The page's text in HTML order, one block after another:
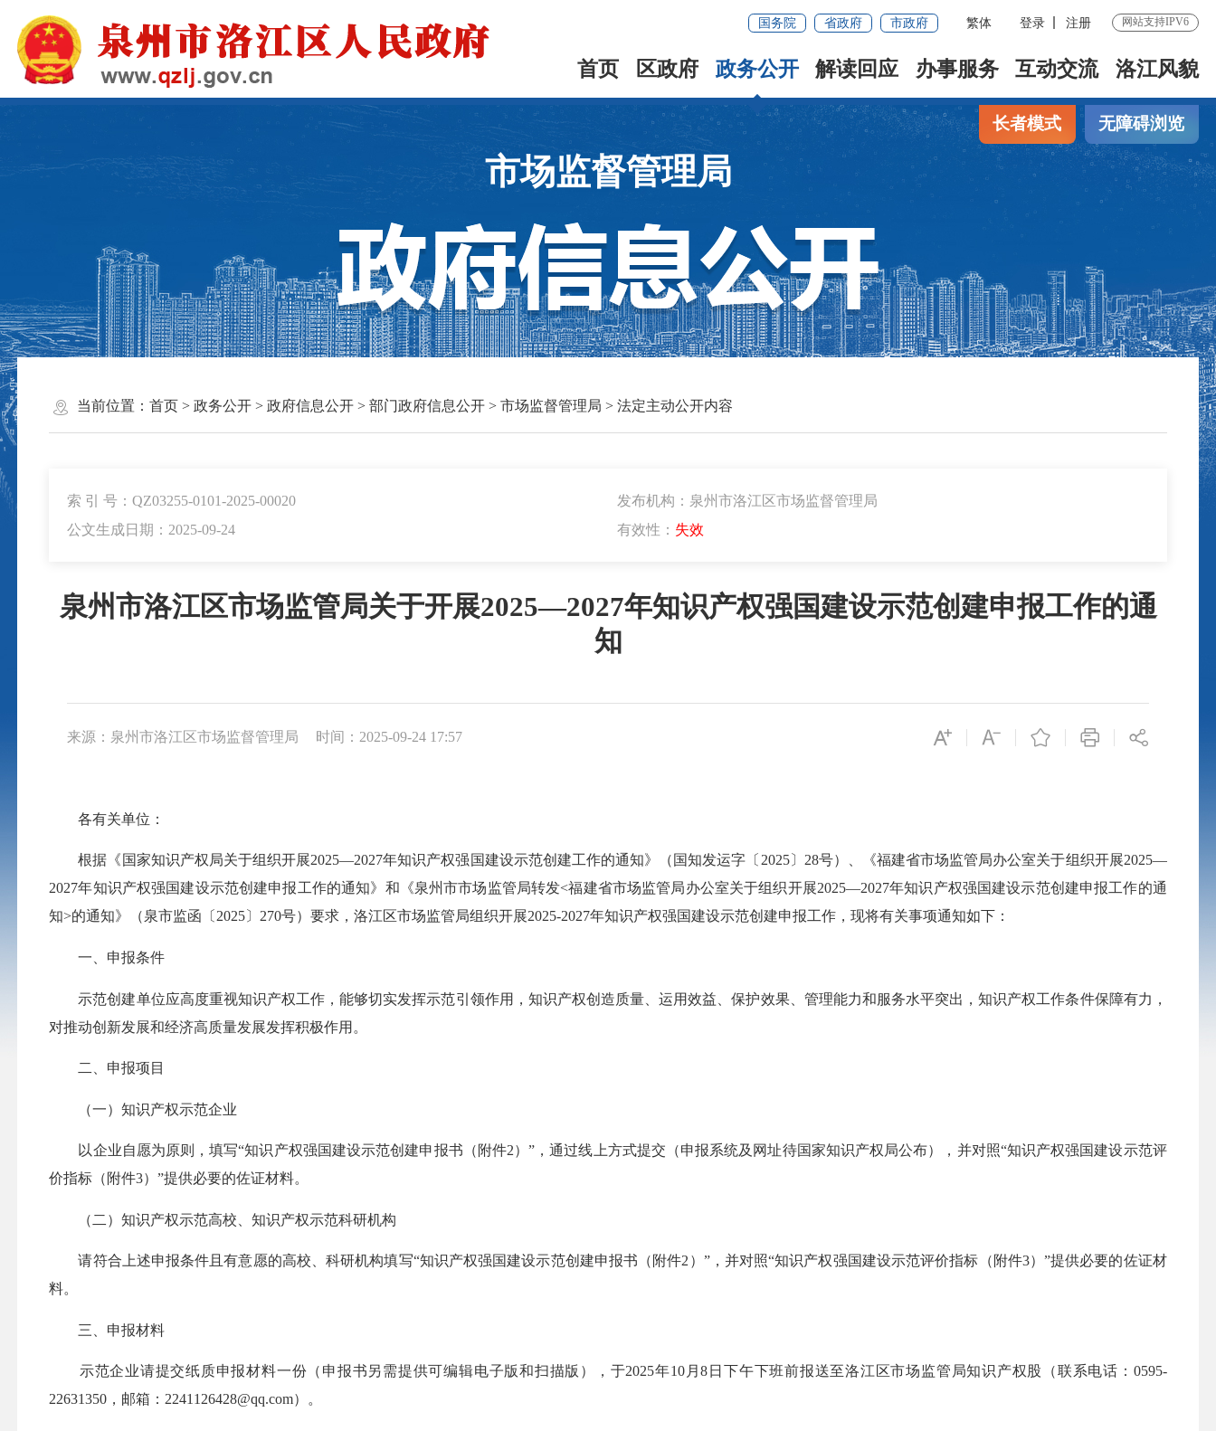
国务院 省政府 市政府 繁体 登录 注册 网站支持IPV6
首页 区政府 政务公开 解读回应 办事服务 互动交流 洛江风貌
长者模式 无障碍浏览
市场监督管理局
当前位置： 首页> 政务公开> 政府信息公开> 部门政府信息公开> 市场监督管理局 > 法定主动公开内容
索 引 号：QZ03255-0101-2025-00020
发布机构：泉州市洛江区市场监督管理局
公文生成日期：2025-09-24
有效性： 失效
泉州市洛江区市场监管局关于开展2025—2027年知识产权强国建设示范创建申报工作的通
知
来源：泉州市洛江区市场监督管理局 时间：2025-09-24 17:57
各有关单位：
根据《国家知识产权局关于组织开展2025—2027年知识产权强国建设示范创建工作的通知》（国知发运字〔2025〕28号）、《福建省市场监管局办公室关于组织开展2025—
2027年知识产权强国建设示范创建申报工作的通知》和《泉州市市场监管局转发<福建省市场监管局办公室关于组织开展2025—2027年知识产权强国建设示范创建申报工作的通
知>的通知》（泉市监函〔2025〕270号）要求，洛江区市场监管局组织开展2025-2027年知识产权强国建设示范创建申报工作，现将有关事项通知如下：
一、申报条件
示范创建单位应高度重视知识产权工作，能够切实发挥示范引领作用，知识产权创造质量、运用效益、保护效果、管理能力和服务水平突出，知识产权工作条件保障有力，
对推动创新发展和经济高质量发展发挥积极作用。
二、申报项目
（一）知识产权示范企业
以企业自愿为原则，填写“知识产权强国建设示范创建申报书（附件2）”，通过线上方式提交（申报系统及网址待国家知识产权局公布），并对照“知识产权强国建设示范评
价指标（附件3）”提供必要的佐证材料。
（二）知识产权示范高校、知识产权示范科研机构
请符合上述申报条件且有意愿的高校、科研机构填写“知识产权强国建设示范创建申报书（附件2）”，并对照“知识产权强国建设示范评价指标（附件3）”提供必要的佐证材
料。
三、申报材料
示范企业请提交纸质申报材料一份（申报书另需提供可编辑电子版和扫描版），于2025年10月8日下午下班前报送至洛江区市场监管局知识产权股（联系电话： 0595-
22631350 ，邮箱： 2241126428@qq.com）。